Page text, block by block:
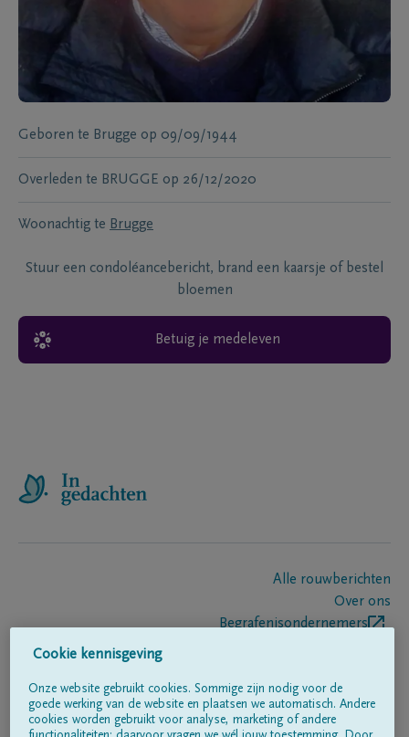
Geboren te Brugge op 09/09/1944
Overleden te BRUGGE op 26/12/2020
Woonachtig te Brugge
Stuur een condoléancebericht, brand een kaarsje of bestel
bloemen
Betuig je medeleven
Alle rouwberichten
Over ons
Begrafenisondernemers
Volg ons op
Cookie kennisgeving
Onze website gebruikt cookies. Sommige zijn nodig voor de
goede werking van de website en plaatsen we automatisch. Andere
cookies worden gebruikt voor analyse, marketing of andere